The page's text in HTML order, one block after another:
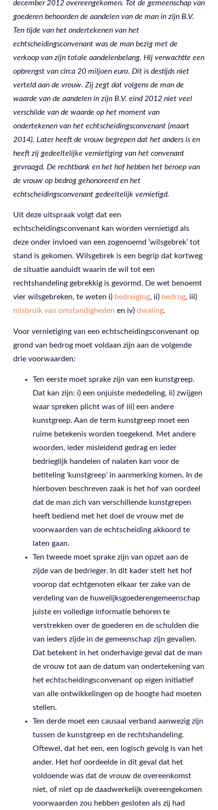
december 2012 overeengekomen. Tot de gemeenschap van
goederen behoorden de aandelen van de man in zijn B.V.
Ten tijde van het ondertekenen van het
echtscheidingsconvenant was de man bezig met de
verkoop van zijn totale aandelenbelang. Hij verwachtte een
opbrengst van circa 20 miljoen euro. Dit is destijds niet
verteld aan de vrouw. Zij zegt dat volgens de man de
waarde van de aandelen in zijn B.V. eind 2012 niet veel
verschilde van de waarde op het moment van
ondertekenen van het echtscheidingsconvenant (maart
2014). Later heeft de vrouw begrepen dat het anders is en
heeft zij gedeeltelijke vernietiging van het convenant
gevraagd. De rechtbank en het hof hebben het beroep van
de vrouw op bedrog gehonoreerd en het
echtscheidingsconvenant gedeeltelijk vernietigd.
Uit deze uitspraak volgt dat een
echtscheidingsconvenant kan worden vernietigd als
deze onder invloed van een zogenoemd ‘wilsgebrek’ tot
stand is gekomen. Wilsgebrek is een begrip dat kortweg
de situatie aanduidt waarin de wil tot een
rechtshandeling gebrekkig is gevormd. De wet benoemt
vier wilsgebreken, te weten i) bedreiging, ii) bedrog, iii)
misbruik van omstandigheden en iv) dwaling.
Voor vernietiging van een echtscheidingsconvenant op
grond van bedrog moet voldaan zijn aan de volgende
drie voorwaarden:
Ten eerste moet sprake zijn van een kunstgreep.
Dat kan zijn: i) een onjuiste mededeling, ii) zwijgen
waar spreken plicht was of iii) een andere
kunstgreep. Aan de term kunstgreep moet een
ruime betekenis worden toegekend. Met andere
woorden, ieder misleidend gedrag en ieder
bedrieglijk handelen of nalaten kan voor de
betiteling ‘kunstgreep’ in aanmerking komen. In de
hierboven beschreven zaak is het hof van oordeel
dat de man zich van verschillende kunstgrepen
heeft bediend met het doel de vrouw met de
voorwaarden van de echtscheiding akkoord te
laten gaan.
Ten tweede moet sprake zijn van opzet aan de
zijde van de bedrieger. In dit kader stelt het hof
voorop dat echtgenoten elkaar ter zake van de
verdeling van de huwelijksgoederengemeenschap
juiste en volledige informatie behoren te
verstrekken over de goederen en de schulden die
van ieders zijde in de gemeenschap zijn gevallen.
Dat betekent in het onderhavige geval dat de man
de vrouw tot aan de datum van ondertekening van
het echtscheidingsconvenant op eigen initiatief
van alle ontwikkelingen op de hoogte had moeten
stellen.
Ten derde moet een causaal verband aanwezig zijn
tussen de kunstgreep en de rechtshandeling.
Oftewel, dat het een, een logisch gevolg is van het
ander. Het hof oordeelde in dit geval dat het
voldoende was dat de vrouw de overeenkomst
niet, of niet op de daadwerkelijk overeengekomen
voorwaarden zou hebben gesloten als zij had